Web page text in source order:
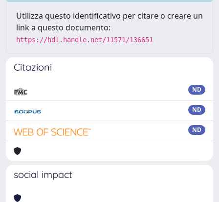
Utilizza questo identificativo per citare o creare un
link a questo documento:
https://hdl.handle.net/11571/136651
Citazioni
ND
ND
ND
social impact